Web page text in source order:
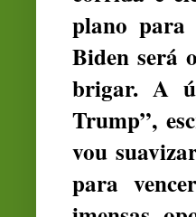
plano para
Biden será
brigar. A
Trump”,
vou
para